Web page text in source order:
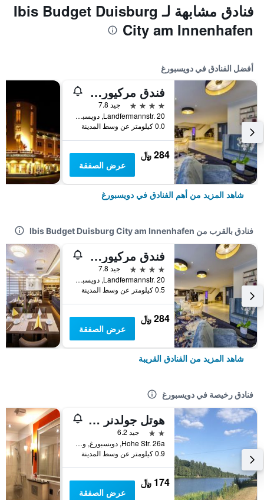
فنادق مشابهة لـ Ibis Budget Duisburg
City am Innenhafen
أفضل الفنادق في دويسبورغ
فندق مركيور دوسبرغ سيتي
4 نجوم
جيد 7.8
Landfermannstr. 20, دويسبورغ, ولاية شمال الراين وستفاليا, ألمانيا
0.0 كيلومتر عن وسط المدينة
284 ﷼
عرض الصفقة
شاهد المزيد من أهم الفنادق في دويسبورغ
فنادق بالقرب من Ibis Budget Duisburg City am Innenhafen
فندق مركيور دوسبرغ سيتي
4 نجوم
جيد 7.8
Landfermannstr. 20, دويسبورغ, ولاية شمال الراين وستفاليا, ألمانيا
0.5 كيلومتر عن وسط المدينة
284 ﷼
عرض الصفقة
شاهد المزيد من الفنادق القريبة
فنادق رخيصة في دويسبورغ
هوتل جولدنر هان
2 نجمتين
جيد 6.2
Hohe Str. 26a, دويسبورغ, ولاية شمال الراين وستفاليا, ألمانيا
0.9 كيلومتر عن وسط المدينة
174 ﷼
عرض الصفقة